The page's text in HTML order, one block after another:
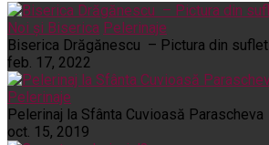
Noi și Biserica Pelerinaje
Biserica Drăgănescu – Pictura din suflet
feb. 17, 2022
Pelerinaje
Pelerinaj la Sfânta Cuvioasă Parascheva
oct. 15, 2019